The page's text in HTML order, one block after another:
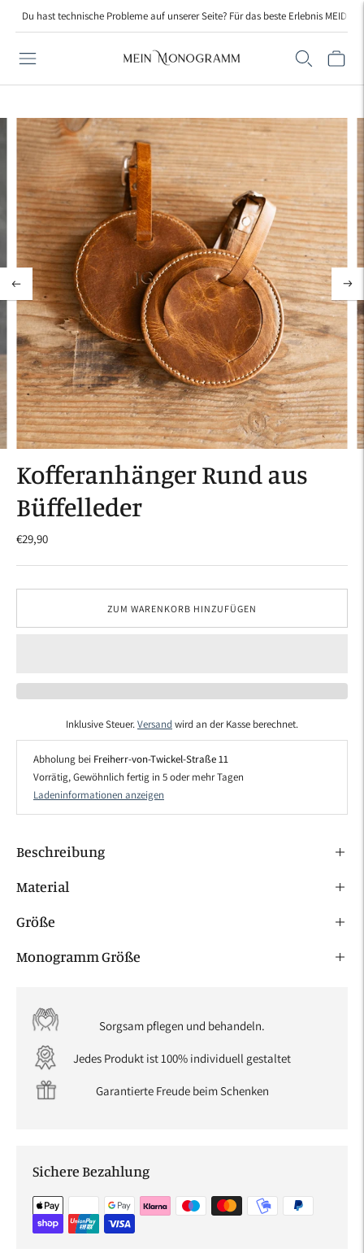
Du hast technische Probleme auf unserer Seite? Für das beste Erlebnis MEIDE
Kofferanhänger Rund aus
Büffelleder
€29,90
ZUM WARENKORB HINZUFÜGEN
Inklusive Steuer.Versand wird an der Kasse berechnet.
Abholung bei Freiherr-von-Twickel-Straße 11
Vorrätig, Gewöhnlich fertig in 5 oder mehr Tagen
Ladeninformationen anzeigen
Beschreibung
Material
Größe
Monogramm Größe
Sorgsam pflegen und behandeln.
Jedes Produkt ist 100% individuell gestaltet
Garantierte Freude beim Schenken
Sichere Bezahlung